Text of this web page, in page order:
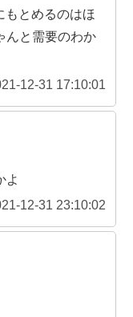
もとめるのはほ
んと需要のわか
12-31 17:10:01
よ
12-31 23:10:02